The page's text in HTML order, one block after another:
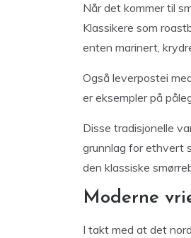
Når det kommer til
Klassikere som
enten marinert,
Også leverpostei
er eksempler på
Disse tradisjonelle
grunnlag for ethvert
den klassiske
Moderne
I takt med at det